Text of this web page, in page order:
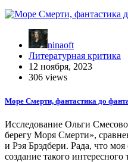
ninaoft
Литературная критика
12 ноября, 2023
306 views
Море Смерти, фантастика до
Исследование Ольги
берегу Моря Смерти»,
и Рэя Брэдбери. Рада, что моя
создание такого